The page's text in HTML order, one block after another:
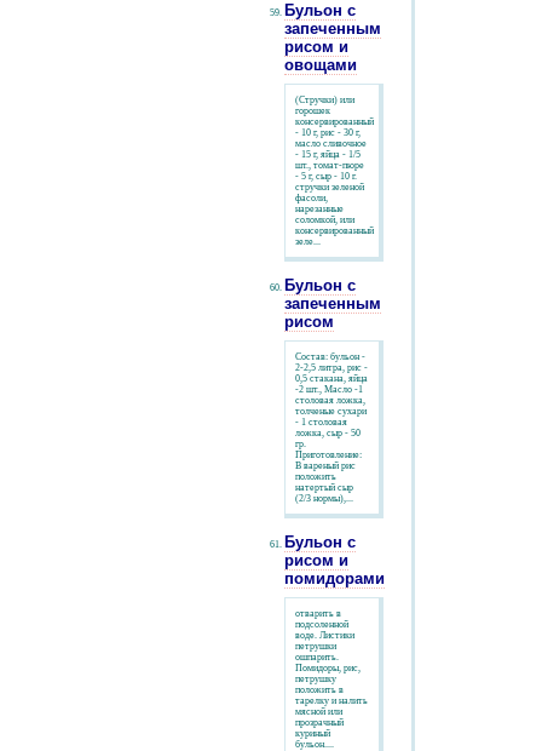
Бульон с
запеченным
рисом и
овощами
(Стручки) или
горошек
консервированный
- 10 г, рис - 30 г,
масло сливочное
- 15 г, яйца - 1/5
шт., томат-пюре
- 5 г, сыр - 10 г.
стручки зеленой
фасоли,
нарезанные
соломкой, или
консервированный
зеле...
Бульон с
запеченным
рисом
Состав: бульон -
2-2,5 литра, рис -
0,5 стакана, яйца
-2 шт., Масло -1
столовая ложка,
толченые сухари
- 1 столовая
ложка, сыр - 50
гр.
Приготовление:
В вареный рис
положить
натертый сыр
(2/3 нормы),...
Бульон с
рисом и
помидорами
отварить в
подсоленной
воде. Листики
петрушки
ошпарить.
Помидоры, рис,
петрушку
положить в
тарелку и налить
мясной или
прозрачный
куриный
бульон....